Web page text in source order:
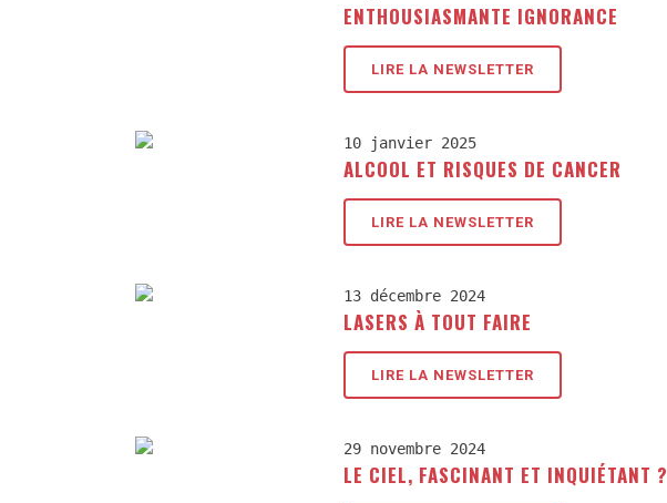
ENTHOUSIASMANTE IGNORANCE
LIRE LA NEWSLETTER
10 janvier 2025
ALCOOL ET RISQUES DE CANCER
LIRE LA NEWSLETTER
13 décembre 2024
LASERS À TOUT FAIRE
LIRE LA NEWSLETTER
29 novembre 2024
LE CIEL, FASCINANT ET INQUIÉTANT ?